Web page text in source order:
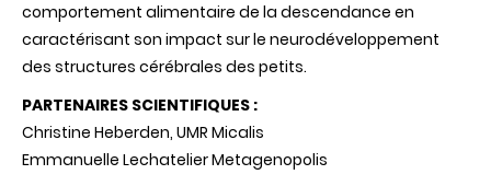
comportement alimentaire de la descendance en
caractérisant son impact sur le neurodéveloppement
des structures cérébrales des petits.
PARTENAIRES SCIENTIFIQUES :
Christine Heberden, UMR Micalis
Emmanuelle Lechatelier Metagenopolis